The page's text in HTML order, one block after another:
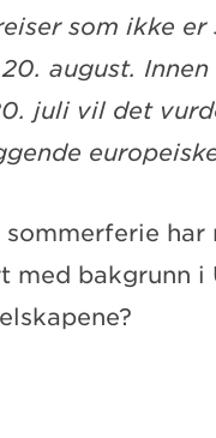
som ikke
august.
juli vil det
har
bakgrunn i